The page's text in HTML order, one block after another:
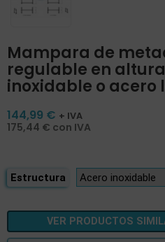
Mampara de
regulable en
inoxidable o acero
144,99 € + IVA
175,44 € con IVA
Estructura
VER PRODUCTOS